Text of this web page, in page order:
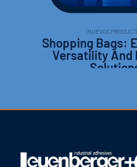
NUEVOS
Shopping Bags:
Versatility And